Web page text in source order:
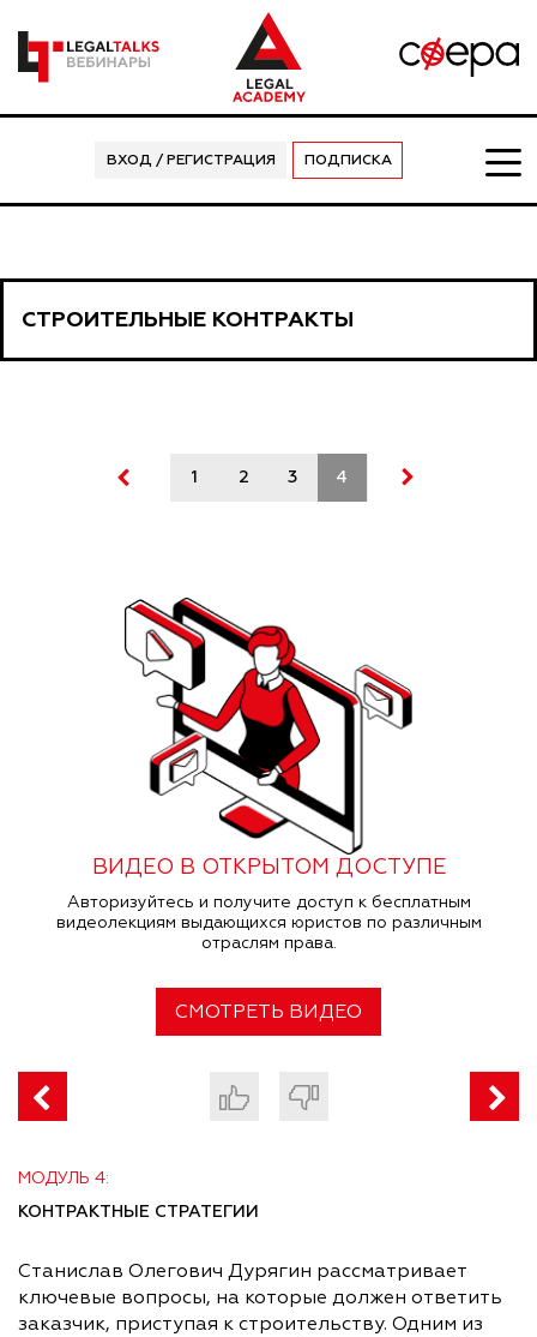
ВХОД / РЕГИСТРАЦИЯ ПОДПИСКА
СТРОИТЕЛЬНЫЕ КОНТРАКТЫ
1 2 3 4
ВИДЕО В ОТКРЫТОМ ДОСТУПЕ
Авторизуйтесь и получите доступ к бесплатным
видеолекциям выдающихся юристов по различным
отраслям права.
СМОТРЕТЬ ВИДЕО
МОДУЛЬ 4:
КОНТРАКТНЫЕ СТРАТЕГИИ
Станислав Олегович Дурягин рассматривает
ключевые вопросы, на которые должен ответить
заказчик, приступая к строительству. Одним из